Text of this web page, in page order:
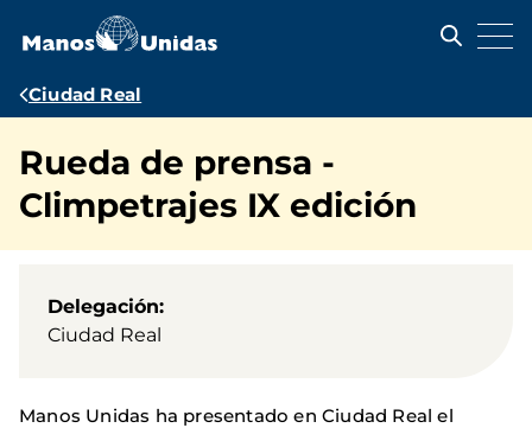
contenido
Ruta
navegación
Ciudad Real
Rueda de prensa -
Climpetrajes IX edición
Delegación
Ciudad Real
Manos Unidas ha presentado en Ciudad Real el